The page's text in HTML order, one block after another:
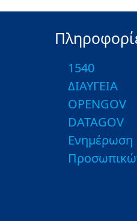
1540
ΔΙΑΥΓΕΙΑ
OPENGOV
DATAGOV
Ενημέρωση